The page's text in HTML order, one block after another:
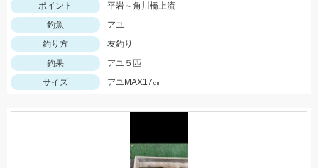
ポイント
平岩～角川橋上流
釣魚
アユ
釣り方
友釣り
釣果
アユ５匹
サイズ
アユMAX17㎝